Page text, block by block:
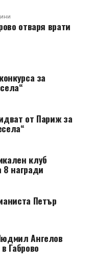
отваря врати
за
от Париж за
клуб
8 награди
Петър
Ангелов
Габрово